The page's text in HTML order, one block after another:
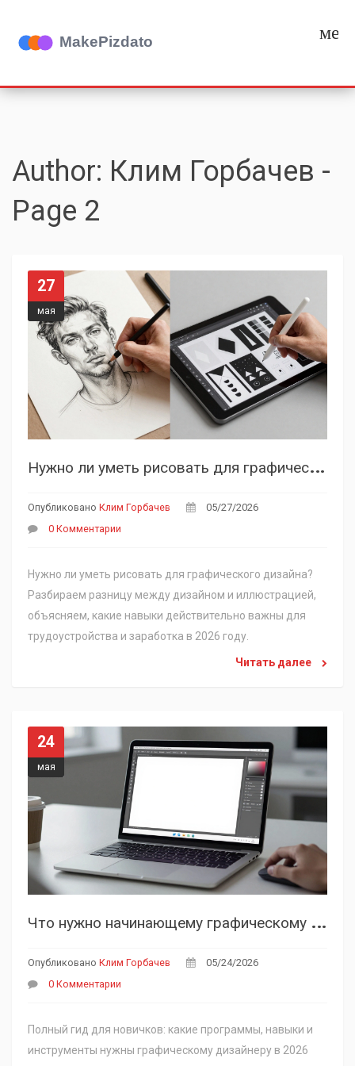
Author: Клим Горбачев -
Page 2
27
мая
Н
ужно ли уметь рисовать для графического дизайна: честный разбор навыков
Опубликовано Клим Горбачев
05/27/2026
0 Комментарии
Нужно ли уметь рисовать для графического дизайна?
Разбираем разницу между дизайном и иллюстрацией,
объясняем, какие навыки действительно важны для
трудоустройства и заработка в 2026 году.
Читать далее
24
мая
Ч
то нужно начинающему графическому дизайнеру: полный список инструментов и навыков
Опубликовано Клим Горбачев
05/24/2026
0 Комментарии
Полный гид для новичков: какие программы, навыки и
инструменты нужны графическому дизайнеру в 2026